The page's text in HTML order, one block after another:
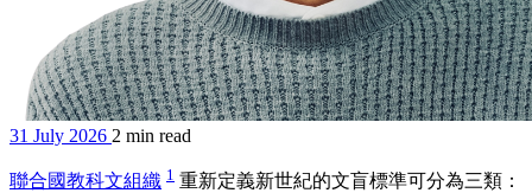
31 July 2026 2 min read
聯合國教科文組織 1 重新定義新世紀的文盲標準可分為三類：